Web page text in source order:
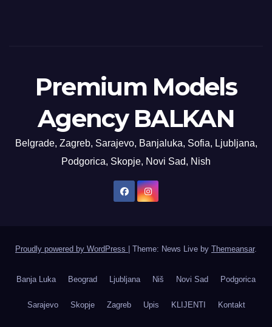
Premium Models
Agency BALKAN
Belgrade, Zagreb, Sarajevo, Banjaluka, Sofia, Ljubljana,
Podgorica, Skopje, Novi Sad, Nish
Proudly powered by WordPress Theme: News Live by Themeansar.
Banja Luka Beograd Ljubljana Niš Novi Sad Podgorica
Sarajevo Skopje Zagreb Upis KLIJENTI Kontakt